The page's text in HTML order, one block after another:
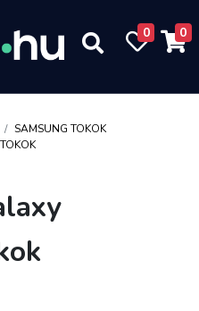
0 0
SAMSUNG TOKOK